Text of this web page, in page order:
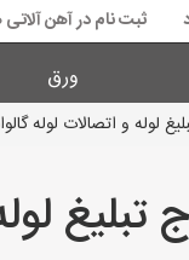
ثبت نام در آهن آلاتی
ورق
لوله و اتصالات لوله
لوله